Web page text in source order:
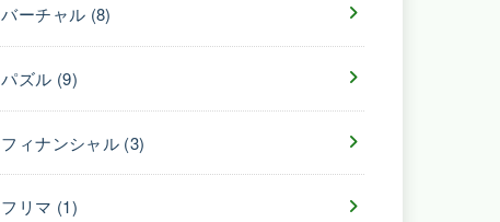
バーチャル (8)
パズル (9)
フィナンシャル (3)
フリマ (1)